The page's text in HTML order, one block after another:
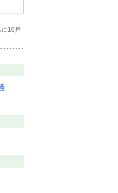
10戸